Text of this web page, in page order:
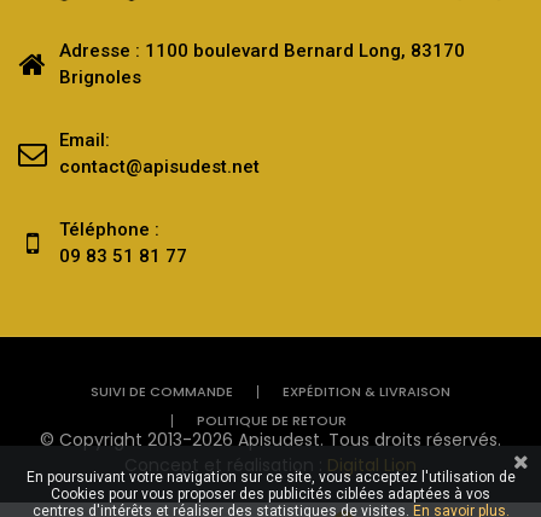
Adresse : 1100 boulevard Bernard Long, 83170
Brignoles
Email:
contact@apisudest.net
Téléphone :
09 83 51 81 77
SUIVI DE COMMANDE
EXPÉDITION & LIVRAISON
POLITIQUE DE RETOUR
© Copyright 2013-2026 Apisudest. Tous droits réservés.
Concept et réalisation : Digital Lion
En poursuivant votre navigation sur ce site, vous acceptez l'utilisation de
Cookies pour vous proposer des publicités ciblées adaptées à vos
centres d'intérêts et réaliser des statistiques de visites. En savoir plus.